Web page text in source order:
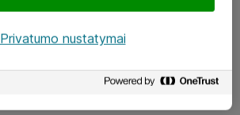
Privatumo nustatymai